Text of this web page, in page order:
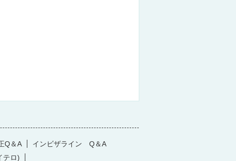
Q＆A
インビザライン Q＆A
テロ)